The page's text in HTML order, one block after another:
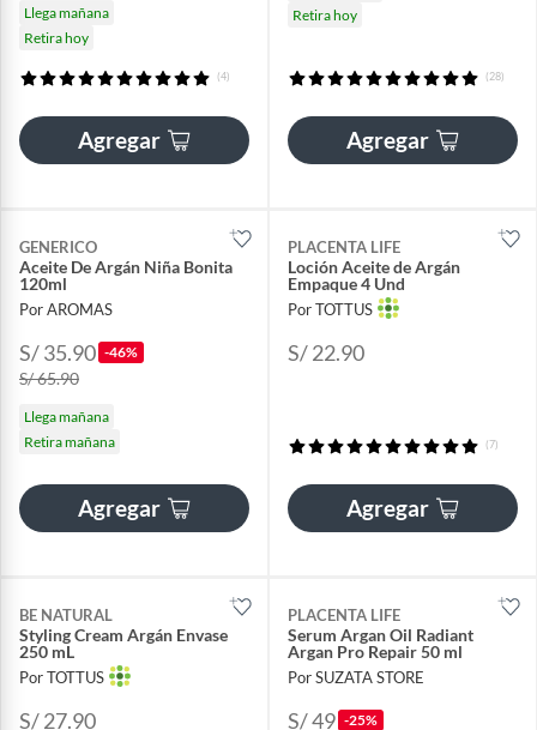
Llega mañana
Retira hoy
(4)
Agregar
Retira hoy
(28)
Agregar
GENERICO
Aceite De Argán Niña Bonita
120ml
Por AROMAS
S/ 35.90 -46%
S/ 65.90
Llega mañana
Retira mañana
Agregar
PLACENTA LIFE
Loción Aceite de Argán
Empaque 4 Und
Por TOTTUS
S/ 22.90
(7)
Agregar
BE NATURAL
Styling Cream Argán Envase
250 mL
Por TOTTUS
S/ 27.90
PLACENTA LIFE
Serum Argan Oil Radiant
Argan Pro Repair 50 ml
Por SUZATA STORE
S/ 49 -25%